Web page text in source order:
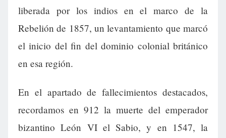
liberada por los indios en el marco de la
Rebelión de 1857, un levantamiento que marcó
el inicio del fin del dominio colonial británico
en esa región.
En el apartado de fallecimientos destacados,
recordamos en 912 la muerte del emperador
bizantino León VI el Sabio, y en 1547, la